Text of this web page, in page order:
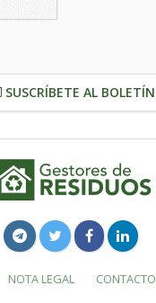
SUSCRÍBETE AL BOLETÍN
NOTA LEGAL CONTACTO